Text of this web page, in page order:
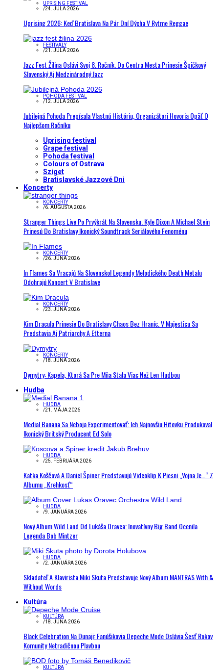
UPRISING FESTIVAL
/24. JÚLA 2026
Uprising 2026: Keď Bratislava Na Pár Dní Dýcha V Rytme Reggae
FESTIVALY
/21. JÚLA 2026
Jazz Fest Žilina Oslávi Svoj 8. Ročník. Do Centra Mesta Prinesie Špičkový
Slovenský Aj Medzinárodný Jazz
POHODA FESTIVAL
/12. JÚLA 2026
Jubilejná Pohoda Prepísala Vlastnú Históriu, Organizátori Hovoria Opäť O
Najlepšom Ročníku
Uprising festival
Grape festival
Pohoda festival
Colours of Ostrava
Sziget
Bratislavské Jazzové Dni
Koncerty
KONCERTY
/6. AUGUSTA 2026
Stranger Things Live Po Prvýkrát Na Slovensku. Kyle Dixon A Michael Stein
Prinesú Do Bratislavy Ikonický Soundtrack Seriálového Fenoménu
KONCERTY
/26. JÚNA 2026
In Flames Sa Vracajú Na Slovensko! Legendy Melodického Death Metalu
Odohrajú Koncert V Bratislave
KONCERTY
/23. JÚNA 2026
Kim Dracula Prinesie Do Bratislavy Chaos Bez Hraníc. V Majesticu Sa
Predstavia Aj Patriarchy A Etterna
KONCERTY
/18. JÚNA 2026
Dymytry: Kapela, Ktorá Sa Pre Mňa Stala Viac Než Len Hudbou
Hudba
HUDBA
/21. MÁJA 2026
Medial Banana Sa Neboja Experimentovať: Ich Najnovšiu Hitovku Produkoval
Ikonický Britský Producent Ed Solo
HUDBA
/25. FEBRUÁRA 2026
Katka Koščová A Daniel Špiner Predstavujú Videoklip K Piesni „Vojna Je…“ Z
Albumu „Krehkosť“
HUDBA
/9. JANUÁRA 2026
Nový Album Wild Land Od Lukáša Oravca: Inovatívny Big Band Ocenila
Legenda Bob Mintzer
HUDBA
/2. JANUÁRA 2026
Skladateľ A Klavirista Miki Skuta Predstavuje Nový Album MANTRAS With &
Without Words
Kultúra
KULTÚRA
/18. JÚNA 2026
Black Celebration Na Dunaji: Fanúšikovia Depeche Mode Oslávia Šesť Rokov
Komunity Netradičnou Plavbou
KULTÚRA